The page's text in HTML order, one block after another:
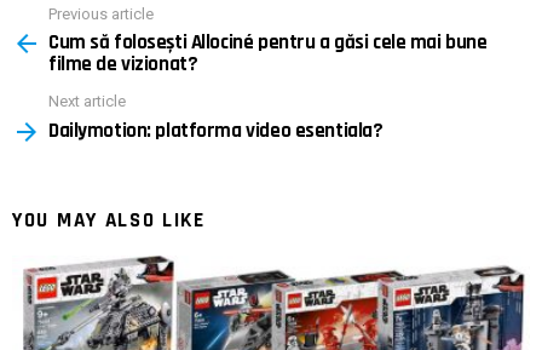
more
Previous article
Cum să folosești Allociné pentru a găsi cele mai bune
filme de vizionat?
Next article
Dailymotion: platforma video esentiala?
YOU MAY ALSO LIKE